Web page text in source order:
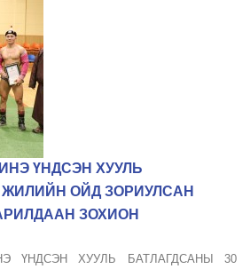
ҮНДСЭН ХУУЛЬ
ЖИЛИЙН ОЙД ЗОРИУЛСАН
ЗОХИОН
ҮНДСЭН ХУУЛЬ БАТЛАГДСАНЫ 30